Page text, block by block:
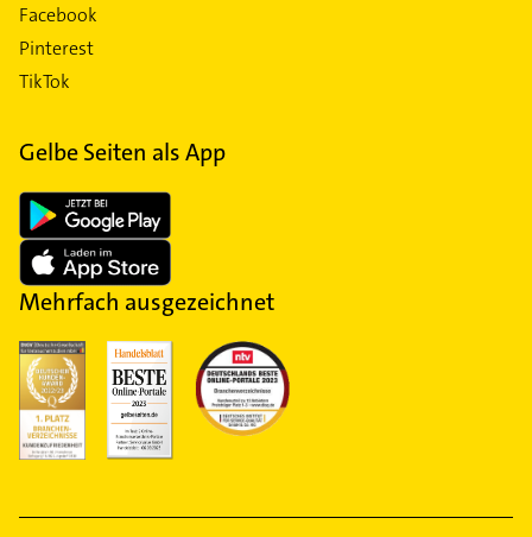
Facebook
Pinterest
TikTok
Gelbe Seiten als App
Mehrfach ausgezeichnet